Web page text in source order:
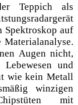
Teppich als
Spektroskop auf
Materialanalyse.
Augen nicht,
und
wie kein Metall
winzigen
mit